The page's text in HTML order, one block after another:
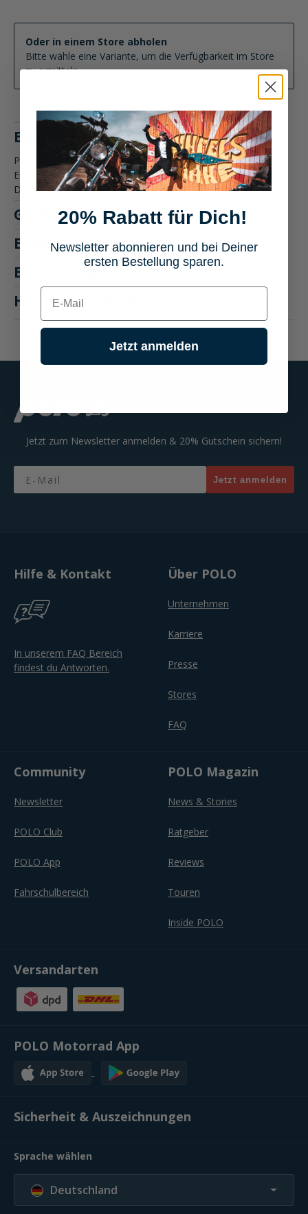
Oder in einem Store abholen
Bitte wähle eine Variante, um die Verfügbarkeit im Store
zu ermitteln
Beschreibung
Produktbeschreibung: Shad Click System Tankrucksack 3 Liter
E03 Der Shad Click System Tankrucksack 3 Liter E03 bietet
Dir e…Mehr
Größentabelle
Eigenschaften
Bewertungen
Hersteller "Shad"
Jetzt zum Newsletter anmelden & 20% Gutschein sichern!
Email
Jetzt anmelden
Hilfe & Kontakt
In unserem FAQ Bereich
findest du Antworten.
Über POLO
Unternehmen
Karriere
Presse
Stores
FAQ
Community
Newsletter
POLO Club
POLO App
Fahrschulbereich
POLO Magazin
News & Stories
Ratgeber
Reviews
Touren
Inside POLO
Versandarten
POLO Motorrad App
Sicherheit & Auszeichnungen
Sprache wählen
Deutschland
20% Rabatt für Dich!
Newsletter abonnieren und bei Deiner
ersten Bestellung sparen.
E-mail
Jetzt anmelden